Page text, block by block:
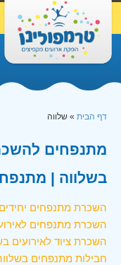
דף הבית » שלווה
מתנפחים
בשלווה |
השכרת מתנפחים
השכרת מתנפחים
השכרת ציוד לאירועים
חבילות מתנפחים